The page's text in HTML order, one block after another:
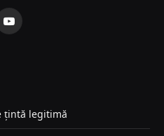
YouTube
țintă legitimă